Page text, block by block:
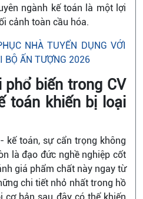
ngành kế toán là một lợi
cảnh toàn cầu hóa.
NHÀ TUYỂN DỤNG VỚI
BỘ ẤN TƯỢNG 2026
biến trong CV
toán khiến bị loại
kế toán, sự cẩn trọng không
là đạo đức nghề nghiệp cốt
giá phẩm chất này ngay từ
chi tiết nhỏ nhất trong hồ